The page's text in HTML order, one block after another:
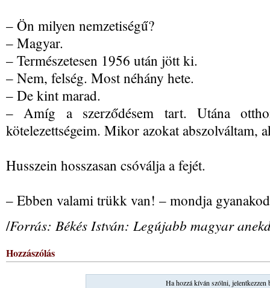
– Ön milyen nemzetiségű?
– Magyar.
– Természetesen 1956 után jött ki.
– Nem, felség. Most néhány hete.
– De kint marad.
– Amíg a szerződésem tart. Utána
kötelezettségeim. Mikor azokat abszolváltam,
Husszein hosszasan csóválja a fejét.
– Ebben valami trükk van! – mondja
/Forrás: Békés István: Legújabb magyar
Hozzászólás
Ha hozzá kíván szólni, jelentkezzen